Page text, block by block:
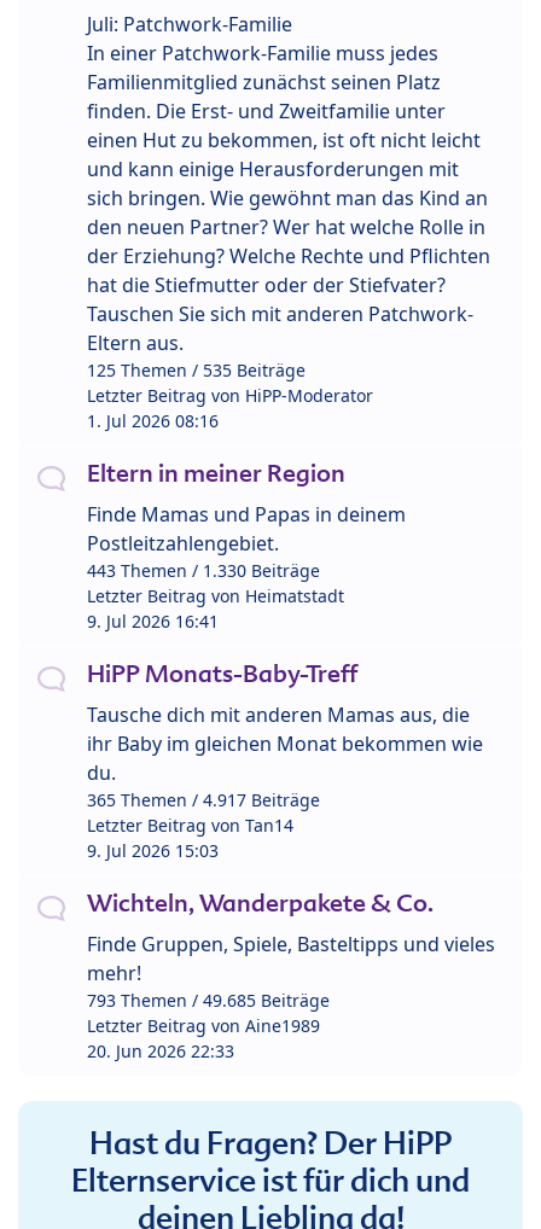
Juli: Patchwork-Familie
In einer Patchwork-Familie muss jedes
Familienmitglied zunächst seinen Platz
finden. Die Erst- und Zweitfamilie unter
einen Hut zu bekommen, ist oft nicht leicht
und kann einige Herausforderungen mit
sich bringen. Wie gewöhnt man das Kind an
den neuen Partner? Wer hat welche Rolle in
der Erziehung? Welche Rechte und Pflichten
hat die Stiefmutter oder der Stiefvater?
Tauschen Sie sich mit anderen Patchwork-
Eltern aus.
125 Themen / 535 Beiträge
Letzter Beitrag von HiPP-Moderator
1. Jul 2026 08:16
Eltern in meiner Region
Finde Mamas und Papas in deinem
Postleitzahlengebiet.
443 Themen / 1.330 Beiträge
Letzter Beitrag von Heimatstadt
9. Jul 2026 16:41
HiPP Monats-Baby-Treff
Tausche dich mit anderen Mamas aus, die
ihr Baby im gleichen Monat bekommen wie
du.
365 Themen / 4.917 Beiträge
Letzter Beitrag von Tan14
9. Jul 2026 15:03
Wichteln, Wanderpakete & Co.
Finde Gruppen, Spiele, Basteltipps und vieles
mehr!
793 Themen / 49.685 Beiträge
Letzter Beitrag von Aine1989
20. Jun 2026 22:33
Hast du Fragen? Der HiPP
Elternservice ist für dich und
deinen Liebling da!